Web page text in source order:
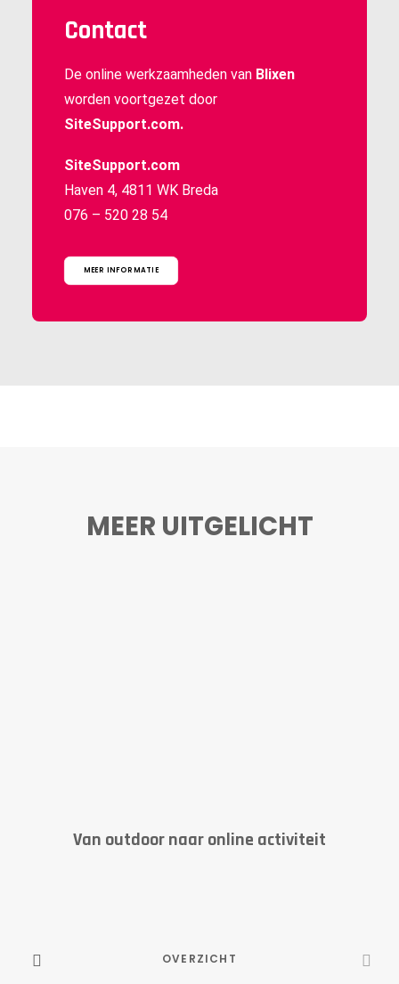
Contact
De online werkzaamheden van Blixen
worden voortgezet door
SiteSupport.com.
SiteSupport.com
Haven 4, 4811 WK Breda
076 – 520 28 54
MEER INFORMATIE
MEER UITGELICHT
Van outdoor naar online activiteit
OVERZICHT